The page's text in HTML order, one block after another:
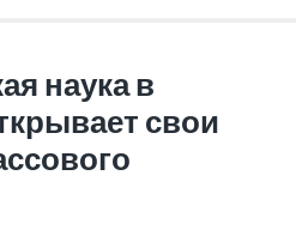
наука в
свои